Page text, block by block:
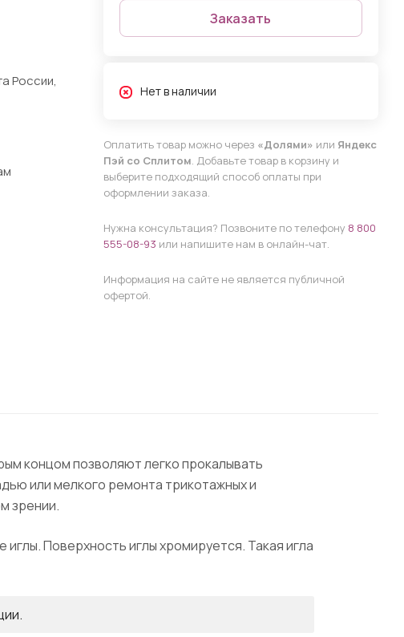
России,
Заказать
Нет в наличии
Оплатить товар можно через «Долями» или Яндекс
Пэй со Сплитом. Добавьте товар в корзину и
выберите подходящий способ оплаты при
оформлении заказа.
Нужна консультация? Позвоните по телефону 8 800
555-08-93 или напишите нам в онлайн-чат.
Информация на сайте не является публичной
офертой.
концом позволяют легко прокалывать
или мелкого ремонта трикотажных и
зрении.
Поверхность иглы хромируется. Такая игла